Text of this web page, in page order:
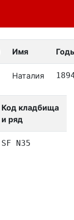
Имя
Наталия
Код кладбища
и ряд
SF N35